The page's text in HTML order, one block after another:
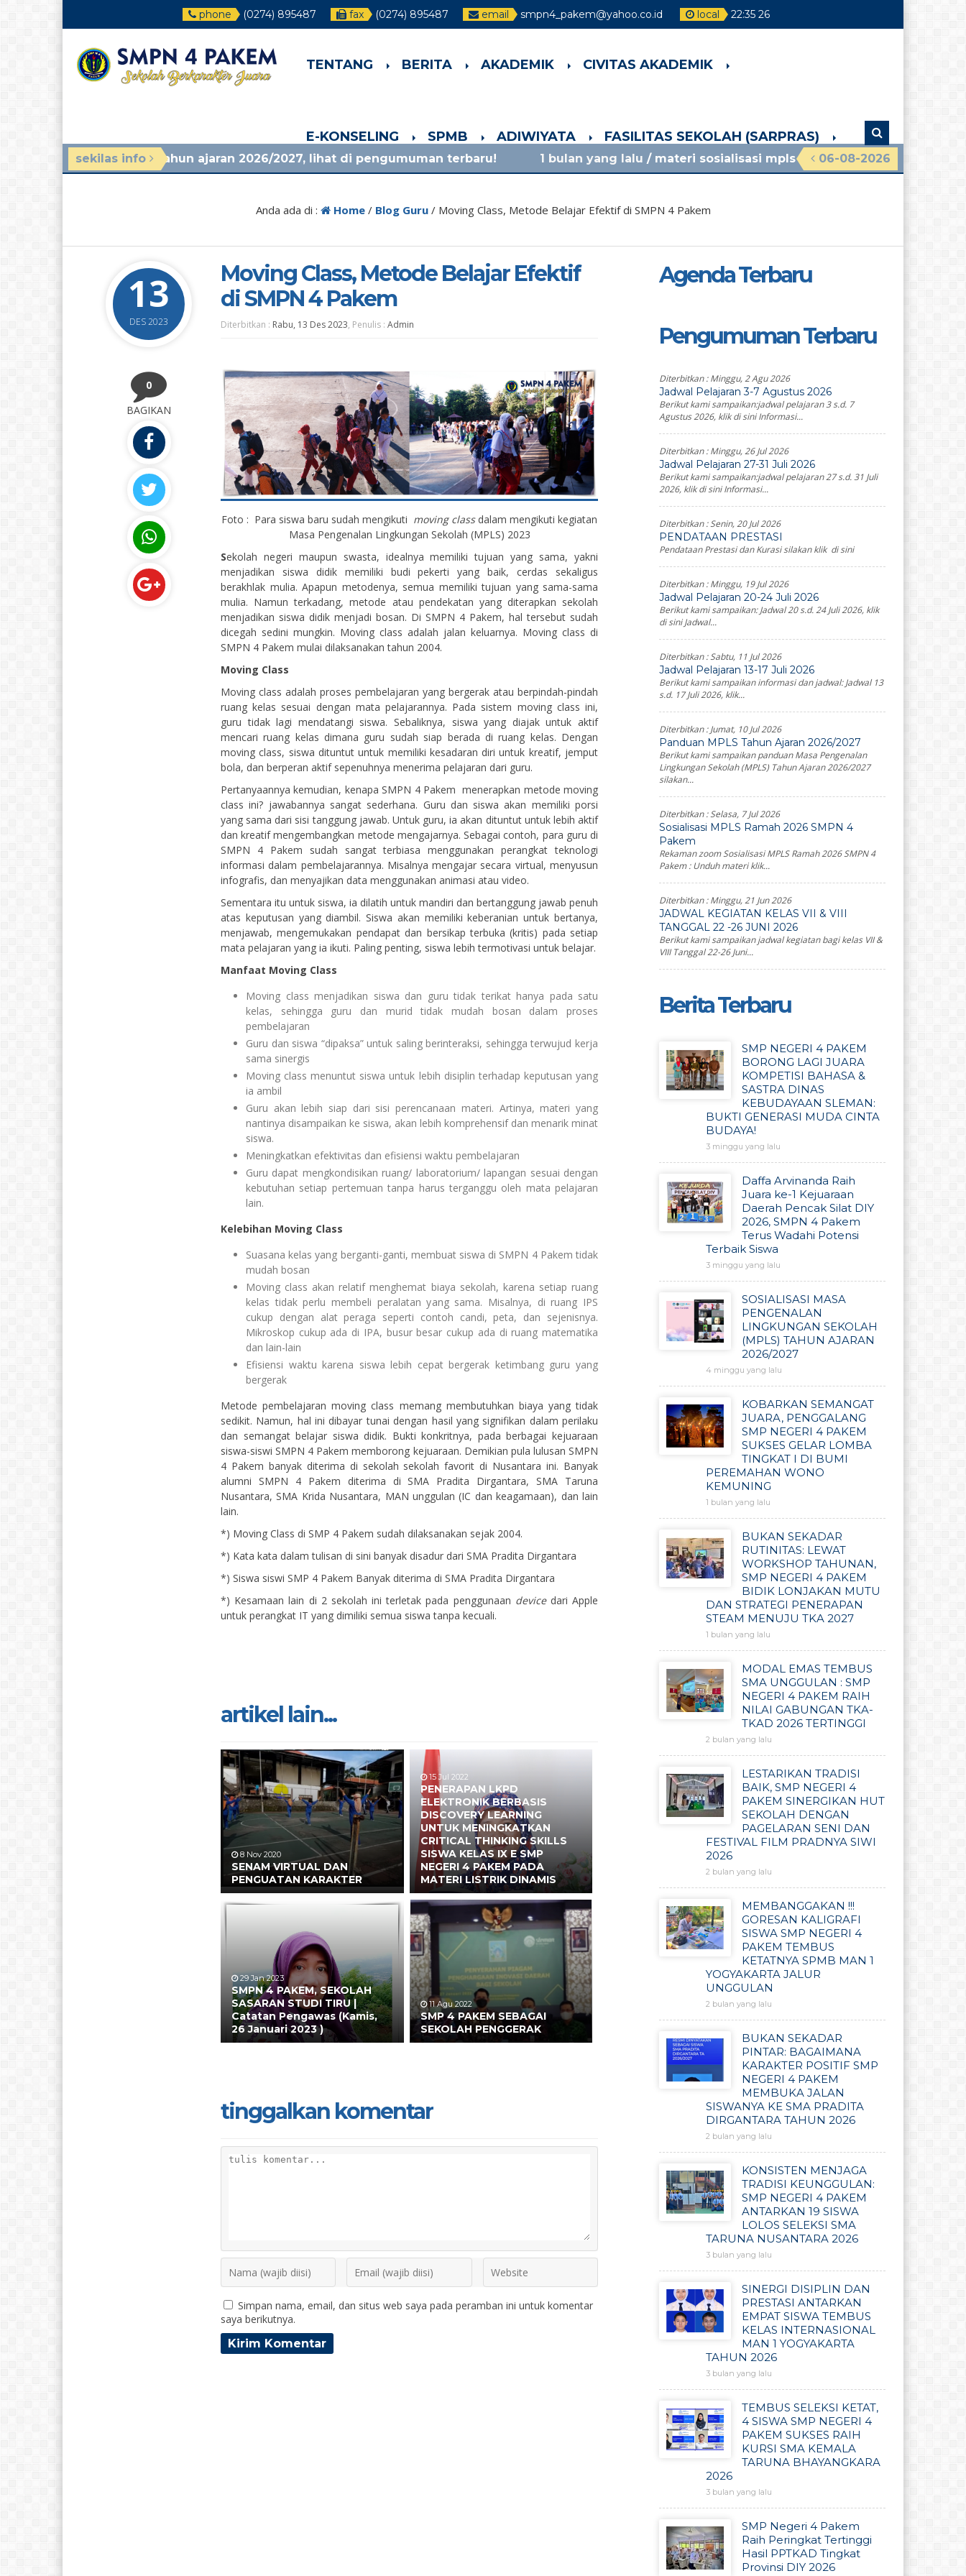
phone (0274) 895487 fax (0274) 895487 email smpn4_pakem@yahoo.co.id local 22:35 28
TENTANG BERITA AKADEMIK CIVITAS AKADEMIK
E-KONSELING SPMB ADIWIYATA FASILITAS SEKOLAH (SARPRAS)
sekilas info 06-08-2026
mpls tahun ajaran 2026/2027, lihat di pengumuman terbaru! 1 bulan yang lalu/ materi sosialisasi mpls ramah 2026 smpn 4 pakem lihat
Anda ada di : Home/ Blog Guru/ Moving Class, Metode Belajar Efektif di SMPN 4 Pakem
13
DES 2023
Moving Class, Metode Belajar Efektif
di SMPN 4 Pakem
Diterbitkan : Rabu, 13 Des 2023, Penulis : Admin
0
BAGIKAN
Foto : Para siswa baru sudah mengikuti moving classdalam mengikuti kegiatan
Masa Pengenalan Lingkungan Sekolah (MPLS) 2023
Sekolah negeri maupun swasta, idealnya memiliki tujuan yang sama, yakni
menjadikan siswa didik memiliki budi pekerti yang baik, cerdas sekaligus
berakhlak mulia. Apapun metodenya, semua memiliki tujuan yang sama-sama
mulia. Namun terkadang, metode atau pendekatan yang diterapkan sekolah
menjadikan siswa didik menjadi bosan. Di SMPN 4 Pakem, hal tersebut sudah
dicegah sedini mungkin. Moving class adalah jalan keluarnya. Moving class di
SMPN 4 Pakem mulai dilaksanakan tahun 2004.
Moving Class
Moving class adalah proses pembelajaran yang bergerak atau berpindah-pindah
ruang kelas sesuai dengan mata pelajarannya. Pada sistem moving class ini,
guru tidak lagi mendatangi siswa. Sebaliknya, siswa yang diajak untuk aktif
mencari ruang kelas dimana guru sudah siap berada di ruang kelas. Dengan
moving class, siswa dituntut untuk memiliki kesadaran diri untuk kreatif, jemput
bola, dan berperan aktif sepenuhnya menerima pelajaran dari guru.
Pertanyaannya kemudian, kenapa SMPN 4 Pakem menerapkan metode moving
class ini? jawabannya sangat sederhana. Guru dan siswa akan memiliki porsi
yang sama dari sisi tanggung jawab. Untuk guru, ia akan dituntut untuk lebih aktif
dan kreatif mengembangkan metode mengajarnya. Sebagai contoh, para guru di
SMPN 4 Pakem sudah sangat terbiasa menggunakan perangkat teknologi
informasi dalam pembelajarannya. Misalnya mengajar secara virtual, menyusun
infografis, dan menyajikan data menggunakan animasi atau video.
Sementara itu untuk siswa, ia dilatih untuk mandiri dan bertanggung jawab penuh
atas keputusan yang diambil. Siswa akan memiliki keberanian untuk bertanya,
menjawab, mengemukakan pendapat dan bersikap terbuka (kritis) pada setiap
mata pelajaran yang ia ikuti. Paling penting, siswa lebih termotivasi untuk belajar.
Manfaat Moving Class
Moving class menjadikan siswa dan guru tidak terikat hanya pada satu
kelas, sehingga guru dan murid tidak mudah bosan dalam proses
pembelajaran
Guru dan siswa “dipaksa” untuk saling berinteraksi, sehingga terwujud kerja
sama sinergis
Moving class menuntut siswa untuk lebih disiplin terhadap keputusan yang
ia ambil
Guru akan lebih siap dari sisi perencanaan materi. Artinya, materi yang
nantinya disampaikan ke siswa, akan lebih komprehensif dan menarik minat
siswa.
Meningkatkan efektivitas dan efisiensi waktu pembelajaran
Guru dapat mengkondisikan ruang/ laboratorium/ lapangan sesuai dengan
kebutuhan setiap pertemuan tanpa harus terganggu oleh mata pelajaran
lain.
Kelebihan Moving Class
Suasana kelas yang berganti-ganti, membuat siswa di SMPN 4 Pakem tidak
mudah bosan
Moving class akan relatif menghemat biaya sekolah, karena setiap ruang
kelas tidak perlu membeli peralatan yang sama. Misalnya, di ruang IPS
cukup dengan alat peraga seperti contoh candi, peta, dan sejenisnya.
Mikroskop cukup ada di IPA, busur besar cukup ada di ruang matematika
dan lain-lain
Efisiensi waktu karena siswa lebih cepat bergerak ketimbang guru yang
bergerak
Metode pembelajaran moving class memang membutuhkan biaya yang tidak
sedikit. Namun, hal ini dibayar tunai dengan hasil yang signifikan dalam perilaku
dan semangat belajar siswa didik. Bukti konkritnya, pada berbagai kejuaraan
siswa-siswi SMPN 4 Pakem memborong kejuaraan. Demikian pula lulusan SMPN
4 Pakem banyak diterima di sekolah sekolah favorit di Nusantara ini. Banyak
alumni SMPN 4 Pakem diterima di SMA Pradita Dirgantara, SMA Taruna
Nusantara, SMA Krida Nusantara, MAN unggulan (IC dan keagamaan), dan lain
lain.
*) Moving Class di SMP 4 Pakem sudah dilaksanakan sejak 2004.
*) Kata kata dalam tulisan di sini banyak disadur dari SMA Pradita Dirgantara
*) Siswa siswi SMP 4 Pakem Banyak diterima di SMA Pradita Dirgantara
*) Kesamaan lain di 2 sekolah ini terletak pada penggunaan devicedari Apple
untuk perangkat IT yang dimiliki semua siswa tanpa kecuali.
artikel lain...
8 Nov 2020
SENAM VIRTUAL DAN
PENGUATAN KARAKTER
15 Jul 2022
PENERAPAN LKPD
ELEKTRONIK BERBASIS
DISCOVERY LEARNING
UNTUK MENINGKATKAN
CRITICAL THINKING SKILLS
SISWA KELAS IX E SMP
NEGERI 4 PAKEM PADA
MATERI LISTRIK DINAMIS
29 Jan 2023
SMPN 4 PAKEM, SEKOLAH
SASARAN STUDI TIRU |
Catatan Pengawas (Kamis,
26 Januari 2023 )
11 Agu 2022
SMP 4 PAKEM SEBAGAI
SEKOLAH PENGGERAK
tinggalkan komentar
Simpan nama, email, dan situs web saya pada peramban ini untuk komentar
saya berikutnya.
Agenda Terbaru
Pengumuman Terbaru
Diterbitkan :Minggu, 2 Agu 2026
Jadwal Pelajaran 3-7 Agustus 2026
Berikut kami sampaikan:jadwal pelajaran 3 s.d. 7
Agustus 2026, klik di sini Informasi...
Diterbitkan :Minggu, 26 Jul 2026
Jadwal Pelajaran 27-31 Juli 2026
Berikut kami sampaikan:jadwal pelajaran 27 s.d. 31 Juli
2026, klik di sini Informasi...
Diterbitkan :Senin, 20 Jul 2026
PENDATAAN PRESTASI
Pendataan Prestasi dan Kurasi silakan klik di sini
Diterbitkan :Minggu, 19 Jul 2026
Jadwal Pelajaran 20-24 Juli 2026
Berikut kami sampaikan: Jadwal 20 s.d. 24 Juli 2026, klik
di sini Jadwal...
Diterbitkan :Sabtu, 11 Jul 2026
Jadwal Pelajaran 13-17 Juli 2026
Berikut kami sampaikan informasi dan jadwal: Jadwal 13
s.d. 17 Juli 2026, klik...
Diterbitkan :Jumat, 10 Jul 2026
Panduan MPLS Tahun Ajaran 2026/2027
Berikut kami sampaikan panduan Masa Pengenalan
Lingkungan Sekolah (MPLS) Tahun Ajaran 2026/2027
silakan...
Diterbitkan :Selasa, 7 Jul 2026
Sosialisasi MPLS Ramah 2026 SMPN 4
Pakem
Rekaman zoom Sosialisasi MPLS Ramah 2026 SMPN 4
Pakem : Unduh materi klik...
Diterbitkan :Minggu, 21 Jun 2026
JADWAL KEGIATAN KELAS VII & VIII
TANGGAL 22 -26 JUNI 2026
Berikut kami sampaikan jadwal kegiatan bagi kelas VII &
VIII Tanggal 22-26 Juni...
Berita Terbaru
SMP NEGERI 4 PAKEM
BORONG LAGI JUARA
KOMPETISI BAHASA &
SASTRA DINAS
KEBUDAYAAN SLEMAN:
BUKTI GENERASI MUDA CINTA
BUDAYA!
3 minggu yang lalu
Daffa Arvinanda Raih
Juara ke-1 Kejuaraan
Daerah Pencak Silat DIY
2026, SMPN 4 Pakem
Terus Wadahi Potensi
Terbaik Siswa
3 minggu yang lalu
SOSIALISASI MASA
PENGENALAN
LINGKUNGAN SEKOLAH
(MPLS) TAHUN AJARAN
2026/2027
4 minggu yang lalu
KOBARKAN SEMANGAT
JUARA, PENGGALANG
SMP NEGERI 4 PAKEM
SUKSES GELAR LOMBA
TINGKAT I DI BUMI
PEREMAHAN WONO
KEMUNING
1 bulan yang lalu
BUKAN SEKADAR
RUTINITAS: LEWAT
WORKSHOP TAHUNAN,
SMP NEGERI 4 PAKEM
BIDIK LONJAKAN MUTU
DAN STRATEGI PENERAPAN
STEAM MENUJU TKA 2027
1 bulan yang lalu
MODAL EMAS TEMBUS
SMA UNGGULAN : SMP
NEGERI 4 PAKEM RAIH
NILAI GABUNGAN TKA-
TKAD 2026 TERTINGGI
2 bulan yang lalu
LESTARIKAN TRADISI
BAIK, SMP NEGERI 4
PAKEM SINERGIKAN HUT
SEKOLAH DENGAN
PAGELARAN SENI DAN
FESTIVAL FILM PRADNYA SIWI
2026
2 bulan yang lalu
MEMBANGGAKAN !!!
GORESAN KALIGRAFI
SISWA SMP NEGERI 4
PAKEM TEMBUS
KETATNYA SPMB MAN 1
YOGYAKARTA JALUR
UNGGULAN
2 bulan yang lalu
BUKAN SEKADAR
PINTAR: BAGAIMANA
KARAKTER POSITIF SMP
NEGERI 4 PAKEM
MEMBUKA JALAN
SISWANYA KE SMA PRADITA
DIRGANTARA TAHUN 2026
2 bulan yang lalu
KONSISTEN MENJAGA
TRADISI KEUNGGULAN:
SMP NEGERI 4 PAKEM
ANTARKAN 19 SISWA
LOLOS SELEKSI SMA
TARUNA NUSANTARA 2026
3 bulan yang lalu
SINERGI DISIPLIN DAN
PRESTASI ANTARKAN
EMPAT SISWA TEMBUS
KELAS INTERNASIONAL
MAN 1 YOGYAKARTA
TAHUN 2026
3 bulan yang lalu
TEMBUS SELEKSI KETAT,
4 SISWA SMP NEGERI 4
PAKEM SUKSES RAIH
KURSI SMA KEMALA
TARUNA BHAYANGKARA
2026
3 bulan yang lalu
SMP Negeri 4 Pakem
Raih Peringkat Tertinggi
Hasil PPTKAD Tingkat
Provinsi DIY 2026